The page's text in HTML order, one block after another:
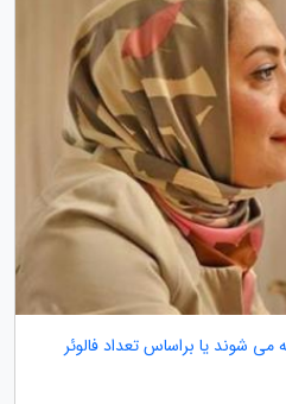
شوند یا براساس تعداد فالوئر